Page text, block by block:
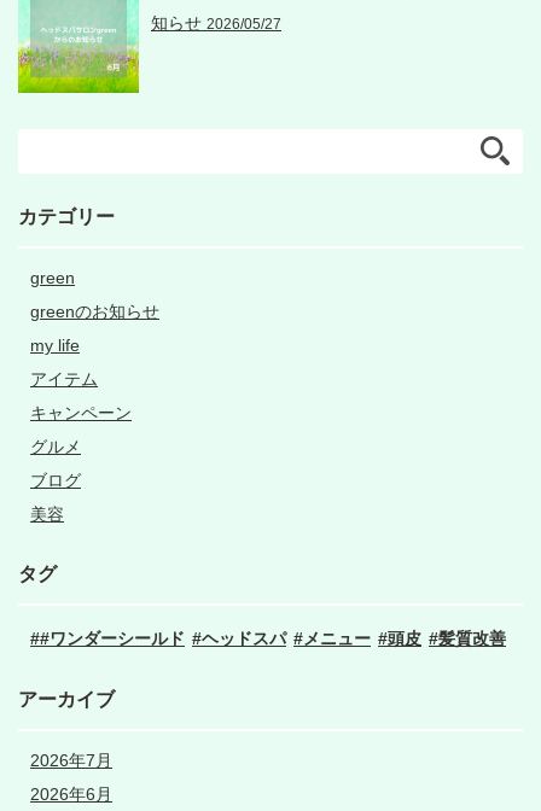
知らせ 2026/05/27
カテゴリー
green
greenのお知らせ
my life
アイテム
キャンペーン
グルメ
ブログ
美容
タグ
#ワンダーシールド ヘッドスパ メニュー 頭皮 髪質改善
アーカイブ
2026年7月
2026年6月